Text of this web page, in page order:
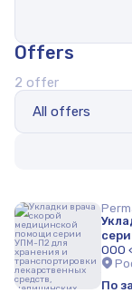
Offers
All offers
2 offer
ООО
По